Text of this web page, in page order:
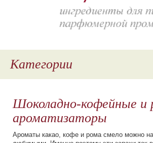
Категории
Пищевые ароматизаторы
Молочно-сливочная группа
Ванильная группа
Шоколадно-кофейные и
ароматизаторы
Ароматы какао, кофе и рома смело можно